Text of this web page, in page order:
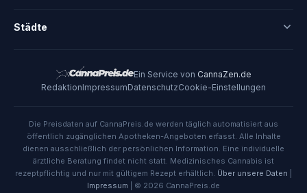
Städte
Ein Service von CannaZen.de
RedaktionImpressumDatenschutzCookie-Einstellungen
Die Preisdaten auf CannaPreis.de werden täglich automatisiert aus
öffentlich zugänglichen Apotheken-Angeboten erfasst. Alle Inhalte
dienen ausschließlich der persönlichen Information. Eine individuelle
ärztliche Beratung findet nicht statt. Medizinisches Cannabis ist
rezeptpflichtig und nur mit gültigem Rezept erhältlich. Über unsere Daten
Impressum | © 2026 CannaPreis.de